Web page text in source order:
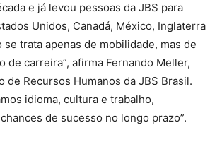
e já levou pessoas da JBS para
Unidos, Canadá, México, Inglaterra
se trata apenas de mobilidade, mas de
de carreira”, afirma Fernando Meller,
de Recursos Humanos da JBS Brasil.
idioma, cultura e trabalho,
de sucesso no longo prazo”.